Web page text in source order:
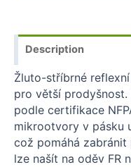
Description
Žluto-stříbrné
pro větší prodyšnost.
podle certifikace
mikrootvory v pásku
což pomáhá zabránit
lze našít na oděv FR